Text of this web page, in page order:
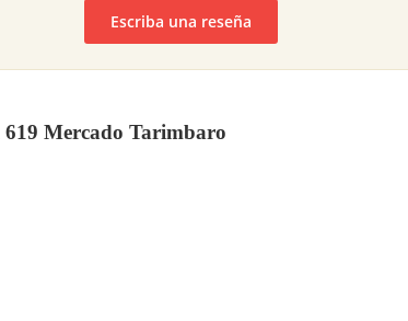
Escriba una reseña
Mercado Tarimbaro